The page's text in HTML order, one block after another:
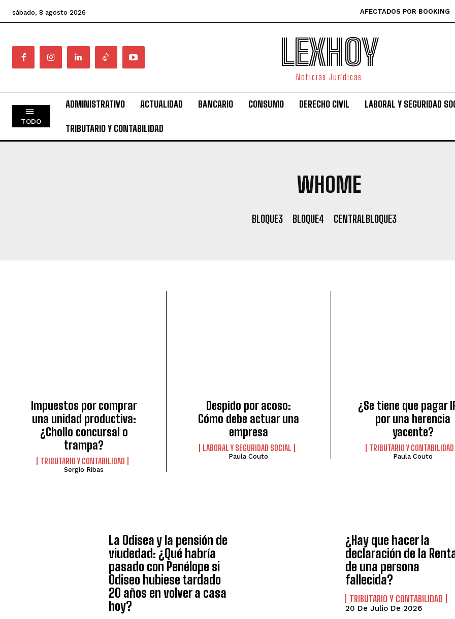
sábado, 8 agosto 2026 AFECTADOS POR BOOKING
LEXHOY
Noticias Jurídicas
TODO
ADMINISTRATIVO ACTUALIDAD BANCARIO CONSUMO DERECHO CIVIL LABORAL Y SEGURIDAD
TRIBUTARIO Y CONTABILIDAD
WHOME
BLOQUE3 BLOQUE4 CENTRALBLOQUE3
Impuestos por comprar
una unidad productiva:
¿Chollo concursal o
trampa?
TRIBUTARIO Y CONTABILIDAD
Sergio Ribas
Despido por acoso:
Cómo debe actuar una
empresa
LABORAL Y SEGURIDAD SOCIAL
Paula Couto
¿Se tiene que pagar
por una herencia
yacente?
TRIBUTARIO Y CONTABILIDAD
Paula Couto
La Odisea y la pensión de
viudedad: ¿Qué habría
pasado con Penélope si
Odiseo hubiese tardado
20 años en volver a casa
hoy?
¿Hay que hacer la
declaración de la
de una persona
fallecida?
TRIBUTARIO Y CONTABILIDAD
20 De Julio De 2026